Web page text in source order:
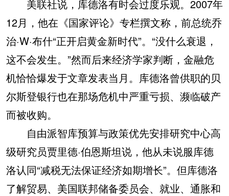
美联社说，库德洛有时会过度乐观。2007年
12月，他在《国家评论》专栏撰文称，前总统乔
治·W·布什“正开启黄金新时代”。“没什么衰退，
这不会发生。”然而后来经济学家判断，金融危
机恰恰爆发于文章发表当月。库德洛曾供职的贝
尔斯登银行也在那场危机中严重亏损、濒临破产
而被收购。
自由派智库预算与政策优先安排研究中心高
级研究员贾里德·伯恩斯坦说，他从未说服库德
洛认同“减税无法保证经济如期增长”。但库德洛
了解贸易、美国联邦储备委员会、就业、通胀和